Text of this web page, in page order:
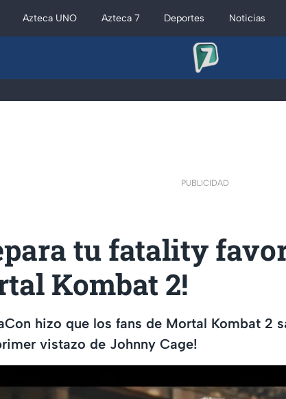
Azteca UNO Azteca 7 Deportes Noticias
PUBLICIDAD
tu fatality
Kombat 2!
hizo que los fans de Mortal Kombat 2
vistazo de Johnny Cage!